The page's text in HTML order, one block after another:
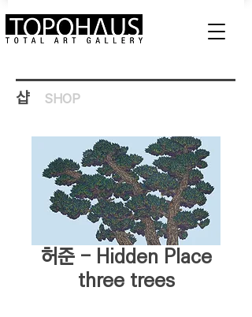
샵 SHOP
허준 - Hidden Place
three trees